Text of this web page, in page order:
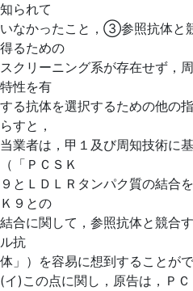
知られて
いなかったこと，③参照抗体と
得るための
スクリーニング系が存在せず，
特性を有
する抗体を選択するための他の
らすと，
当業者は，甲１及び周知技術に
（「ＰＣＳＫ
９とＬＤＬＲタンパク質の結合
Ｋ９との
結合に関して，参照抗体と競合
ル抗
体」）を容易に想到することが
(イ)この点に関し，原告は，Ｐ